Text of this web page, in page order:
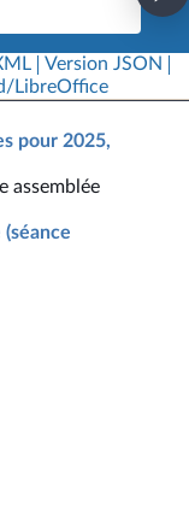
Version JSON
LibreOffice
pour 2025,
assemblée